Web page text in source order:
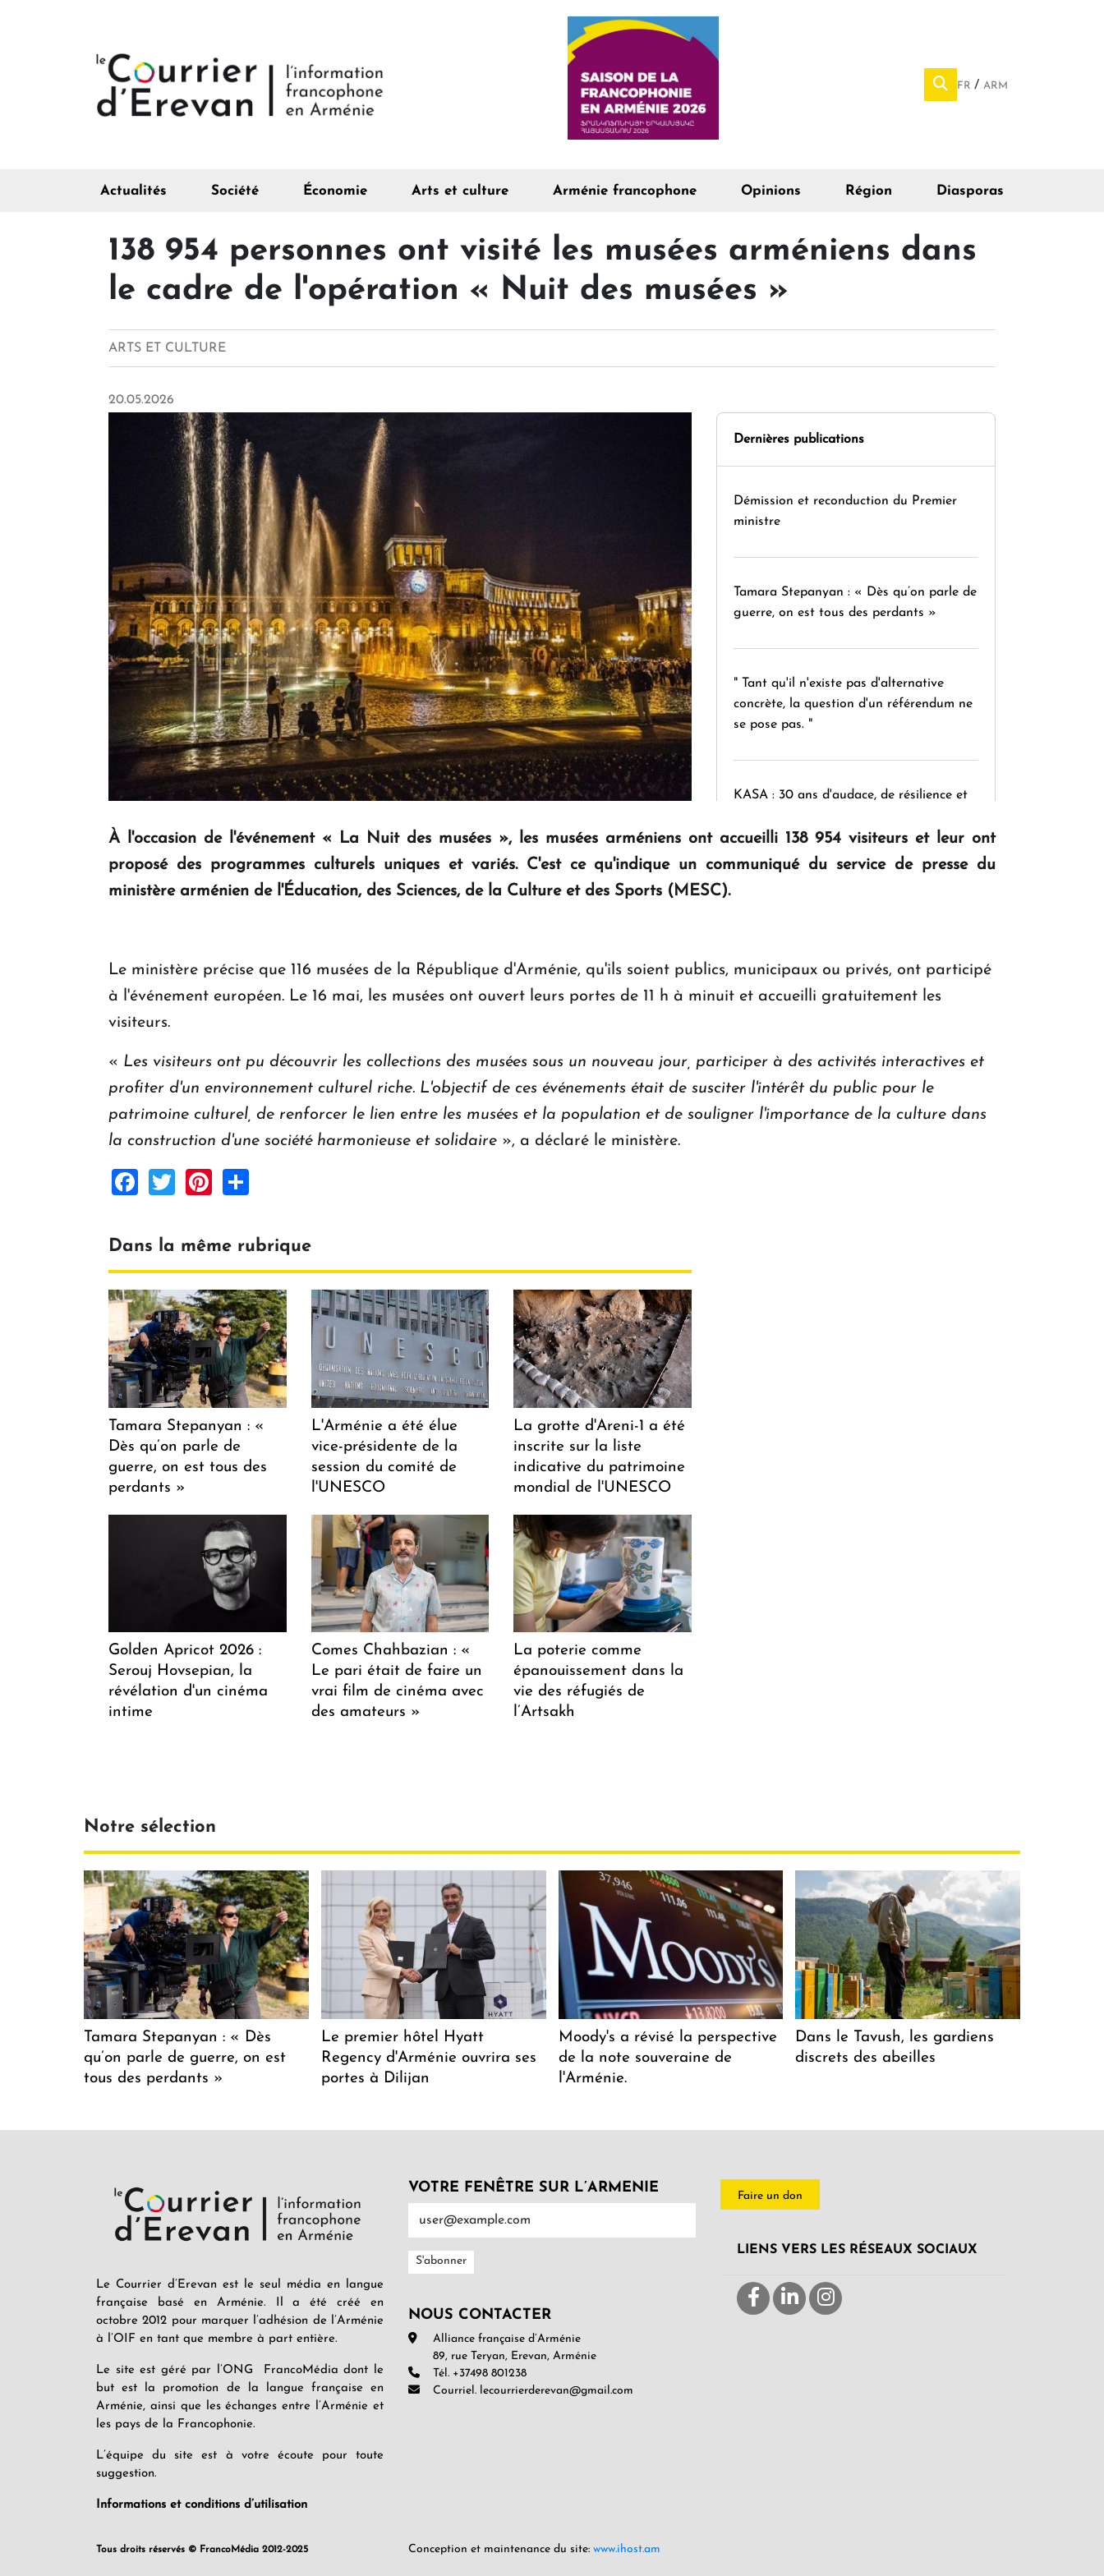
FR ARM
Actualités Société Économie Arts et culture Arménie francophone Opinions Région Diasporas
138 954 personnes ont visité les musées arméniens dans
le cadre de l'opération « Nuit des musées »
ARTS ET CULTURE
20.05.2026
Dernières publications
Démission et reconduction du Premier
ministre
Tamara Stepanyan : « Dès qu’on parle de
guerre, on est tous des perdants »
" Tant qu'il n'existe pas d'alternative
concrète, la question d'un référendum ne
se pose pas. "
KASA : 30 ans d'audace, de résilience et
À l'occasion de l'événement « La Nuit des musées », les musées arméniens ont accueilli 138 954 visiteurs et leur ont
proposé des programmes culturels uniques et variés. C'est ce qu'indique un communiqué du service de presse du
ministère arménien de l'Éducation, des Sciences, de la Culture et des Sports (MESC).
Le ministère précise que 116 musées de la République d'Arménie, qu'ils soient publics, municipaux ou privés, ont participé
à l'événement européen. Le 16 mai, les musées ont ouvert leurs portes de 11 h à minuit et accueilli gratuitement les
visiteurs.
« Les visiteurs ont pu découvrir les collections des musées sous un nouveau jour, participer à des activités interactives et
profiter d'un environnement culturel riche. L'objectif de ces événements était de susciter l'intérêt du public pour le
patrimoine culturel, de renforcer le lien entre les musées et la population et de souligner l'importance de la culture dans
la construction d'une société harmonieuse et solidaire », a déclaré le ministère.
Facebook
TwitterPinterest
Dans la même rubrique
Tamara Stepanyan : «
Dès qu’on parle de
guerre, on est tous des
perdants »
L'Arménie a été élue
vice-présidente de la
session du comité de
l'UNESCO
La grotte d'Areni-1 a été
inscrite sur la liste
indicative du patrimoine
mondial de l'UNESCO
Golden Apricot 2026 :
Serouj Hovsepian, la
révélation d'un cinéma
intime
Comes Chahbazian : «
Le pari était de faire un
vrai film de cinéma avec
des amateurs »
La poterie comme
épanouissement dans la
vie des réfugiés de
l’Artsakh
Notre sélection
Tamara Stepanyan : « Dès
qu’on parle de guerre, on est
tous des perdants »
Le premier hôtel Hyatt
Regency d'Arménie ouvrira ses
portes à Dilijan
Moody's a révisé la perspective
de la note souveraine de
l'Arménie.
Dans le Tavush, les gardiens
discrets des abeilles
Le Courrier d’Erevan est le seul média en langue
française basé en Arménie. Il a été créé en
octobre 2012 pour marquer l’adhésion de l’Arménie
à l’OIF en tant que membre à part entière.
Le site est géré par l’ONG FrancoMédia dont le
but est la promotion de la langue française en
Arménie, ainsi que les échanges entre l’Arménie et
les pays de la Francophonie.
L’équipe du site est à votre écoute pour toute
suggestion.
Informations et conditions d’utilisation
Tous droits réservés © FrancoMédia 2012-2025
VOTRE FENÊTRE SUR L’ARMENIE
NOUS CONTACTER
Alliance française d’Arménie
89, rue Teryan, Erevan, Arménie
Tél. +37498 801238
Courriel. lecourrierderevan@gmail.com
Conception et maintenance du site: www.ihost.am
Faire un don
LIENS VERS LES RÉSEAUX SOCIAUX